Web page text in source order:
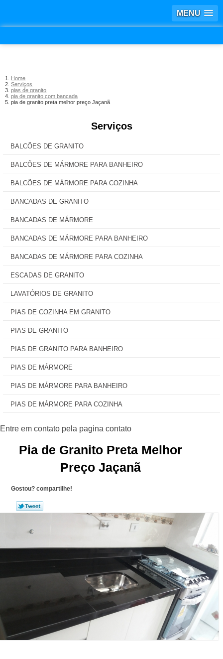
MENU
Home
Serviços
pias de granito
pia de granito com bancada
pia de granito preta melhor preço Jaçanã
Serviços
BALCÕES DE GRANITO
BALCÕES DE MÁRMORE PARA BANHEIRO
BALCÕES DE MÁRMORE PARA COZINHA
BANCADAS DE GRANITO
BANCADAS DE MÁRMORE
BANCADAS DE MÁRMORE PARA BANHEIRO
BANCADAS DE MÁRMORE PARA COZINHA
ESCADAS DE GRANITO
LAVATÓRIOS DE GRANITO
PIAS DE COZINHA EM GRANITO
PIAS DE GRANITO
PIAS DE GRANITO PARA BANHEIRO
PIAS DE MÁRMORE
PIAS DE MÁRMORE PARA BANHEIRO
PIAS DE MÁRMORE PARA COZINHA
Pia de Granito Preta Melhor
Preço Jaçanã
Gostou? compartilhe!